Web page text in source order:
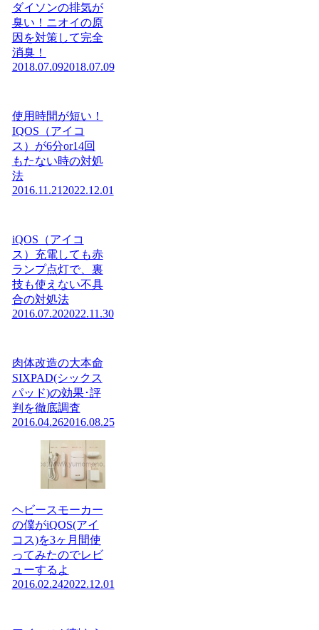
ダイソンの排気が
臭い！ニオイの原
因を対策して完全
消臭！
2018.07.092018.07.09
使用時間が短い！
IQOS（アイコ
ス）が6分or14回
もたない時の対処
法
2016.11.21 2022.12.01
iQOS（アイコ
ス）充電しても赤
ランプ点灯で、裏
技も使えない不具
合の対処法
2016.07.202022.11.30
肉体改造の大本命
SIXPAD(シックス
パッド)の効果･評
判を徹底調査
2016.04.262016.08.25
ヘビースモーカー
の僕がiQOS(アイ
コス)を3ヶ月間使
ってみたのでレビ
ューするよ
2016.02.242022.12.01